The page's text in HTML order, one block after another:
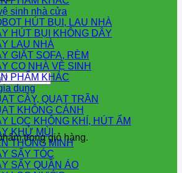
trong giỏ hàng.
sinh nhà cửa
HÚT BỤI, LAU NHÀ
HÚT BỤI KHÔNG DÂY
LAU NHÀ
GIẶT SOFA, RÈM
CỌ NHÀ VỆ SINH
PHẨM KHÁC
dụng
CÂY, QUẠT TRẦN
KHÔNG CÁNH
LỌC KHÔNG KHÍ, HÚT ẨM
KHỬ MÙI
THÔNG MINH
SẤY TÓC
SẤY QUẦN ÁO